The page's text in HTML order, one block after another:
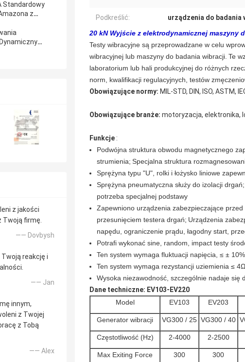
Standardowy
z
z jakości
Twoją firmę.
—— Dovbysh
reakcję i
—— Jan
innym,
z Twojej
z Tobą
—— Alex
Podkreślić: urządzenia do badania
20 kN Wyjście z elektrodynamicznej
Testy wibracyjne są przeprowadzane w celu
wibracyjnej lub maszyny do badania wibracji. Te
laboratorium lub hali produkcyjnej do różnych
norm, kwalifikacji regulacyjnych, testów
Obowiązujące normy: MIL-STD, DIN, ISO, ASTM,
Obowiązujące branże: motoryzacja, elektronika,
Funkcje :
Podwójna struktura obwodu magnetycznego
strumienia; Specjalna struktura
Sprężyna typu "U", rolki i łożysko liniowe
Sprężyna pneumatyczna służy do izolacji drgań;
potrzeba specjalnej podstawy
Zapewniono urządzenia zabezpieczające
przesunięciem testera drgań; Urządzenia
napędu, ograniczenie prądu, łagodny start,
Potrafi wykonać sine, random, impact testy
Ten system wymaga fluktuacji napięcia, ≤ ± 10%
Ten system wymaga rezystancji uziemienia ≤ 4Ω
Wysoka niezawodność, szczególnie nadaje się
Dane techniczne: EV103-EV220
Model
EV103 EV203
Generator wibracji VG300 / 25 VG300 / 40
Częstotliwość (Hz) 2-4000 2-2500
Max Exiting Force
300 300